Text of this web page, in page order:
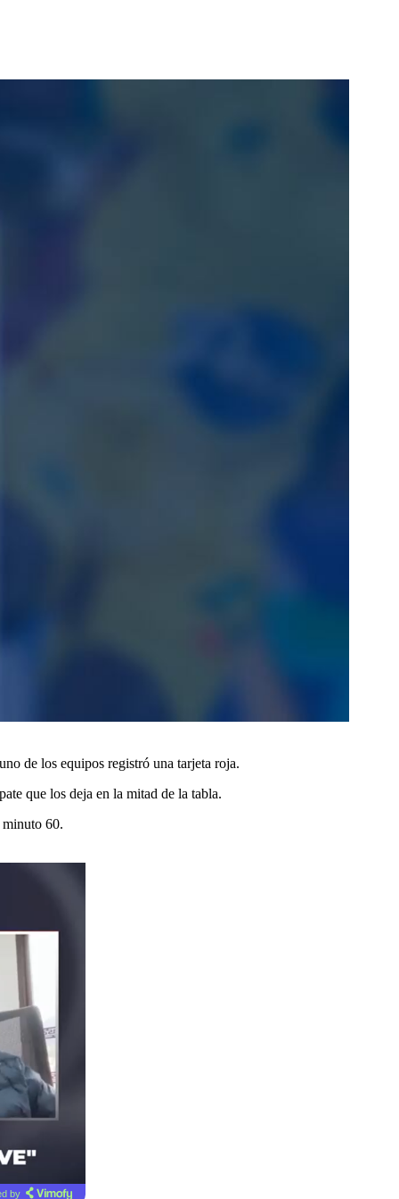
de los equipos registró una tarjeta roja.
que los deja en la mitad de la tabla.
minuto 60.
by